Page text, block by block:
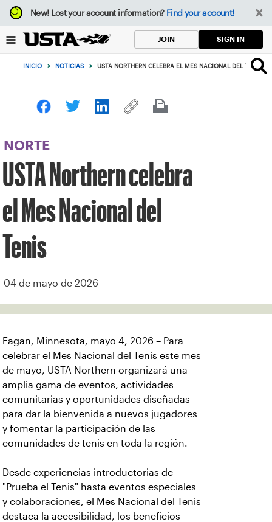
Enfoque
desde
botón
volver
principio
New!Lost your account information? Find your account!
JOIN SIGN IN
INICIO > NOTICIAS > USTA NORTHERN CELEBRA EL MES NACIONAL DEL TENIS
NORTE
USTA Northern celebra
el Mes Nacional del
Tenis
04 de mayo de 2026
Eagan, Minnesota, mayo 4, 2026 – Para
celebrar el Mes Nacional del Tenis este mes
de mayo, USTA Northern organizará una
amplia gama de eventos, actividades
comunitarias y oportunidades diseñadas
para dar la bienvenida a nuevos jugadores
y fomentar la participación de las
comunidades de tenis en toda la región.
Desde experiencias introductorias de
"Prueba el Tenis" hasta eventos especiales
y colaboraciones, el Mes Nacional del Tenis
destaca la accesibilidad, los beneficios